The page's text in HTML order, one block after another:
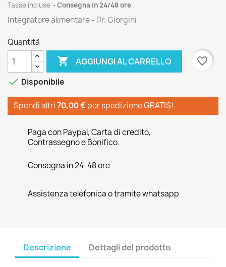
Tasse incluse Consegna in 24/48 ore
Integratore alimentare - Dr. Giorgini
Quantità
 AGGIUNGI AL CARRELLO
favorite_border
 Disponibile
Spendi altri70,00 € per spedizione GRATIS!
Paga con Paypal, Carta di credito,
Contrassegno e Bonifico.
Consegna in 24-48 ore
Assistenza telefonica o tramite whatsapp
Descrizione Dettagli del prodotto